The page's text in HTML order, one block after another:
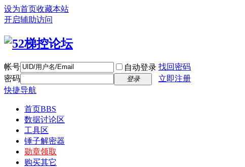
设为首页收藏本站
开启辅助访问
帐号 自动登录 找回密码
密码
登录
立即注册
快捷导航
首页BBS
数据讨论区
工具区
锤子解密器
勋章领取
购买其它